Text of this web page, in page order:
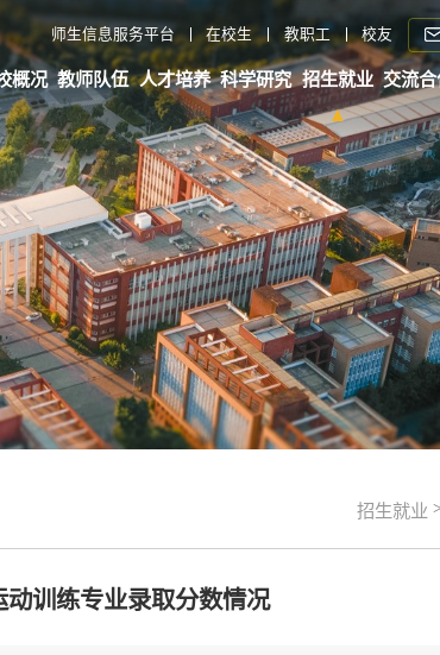
师生信息服务平台 在校生 教职工 校友
概况 教师队伍 人才培养 科学研究 招生就业 交流合
招生就业 >
动训练专业录取分数情况